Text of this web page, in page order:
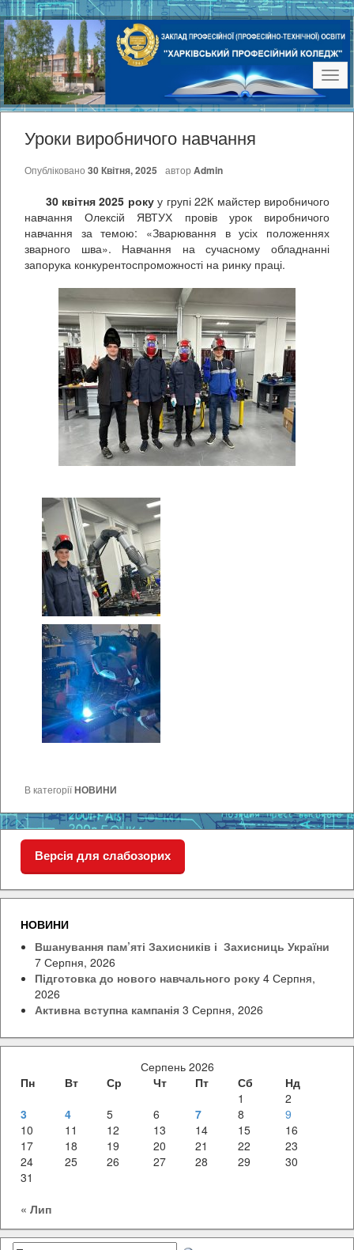
Уроки виробничого навчання
Опубліковано 30 Квітня, 2025 автор Admin
30 квітня 2025 рокуу групі 22К майстер виробничого
навчання Олексій ЯВТУХ провів урок виробничого
навчання за темою: «Зварювання в усіх положеннях
зварного шва». Навчання на сучасному обладнанні
запорука конкурентоспроможності на ринку праці.
В категоріїНОВИНИ
Версія для слабозорих
НОВИНИ
Вшанування пам’яті Захисників і Захисниць України
7 Серпня, 2026
Підготовка до нового навчального року 4 Серпня,
2026
Активна вступна кампанія 3 Серпня, 2026
Серпень 2026
Пн
Вт Ср Чт Пт Сб
Нд
1
2
3
4 5 6 7 8
9
10
11 12 13 14 15
16
17
18 19 20 21 22
23
24
25 26 27 28 29
30
31
« Лип